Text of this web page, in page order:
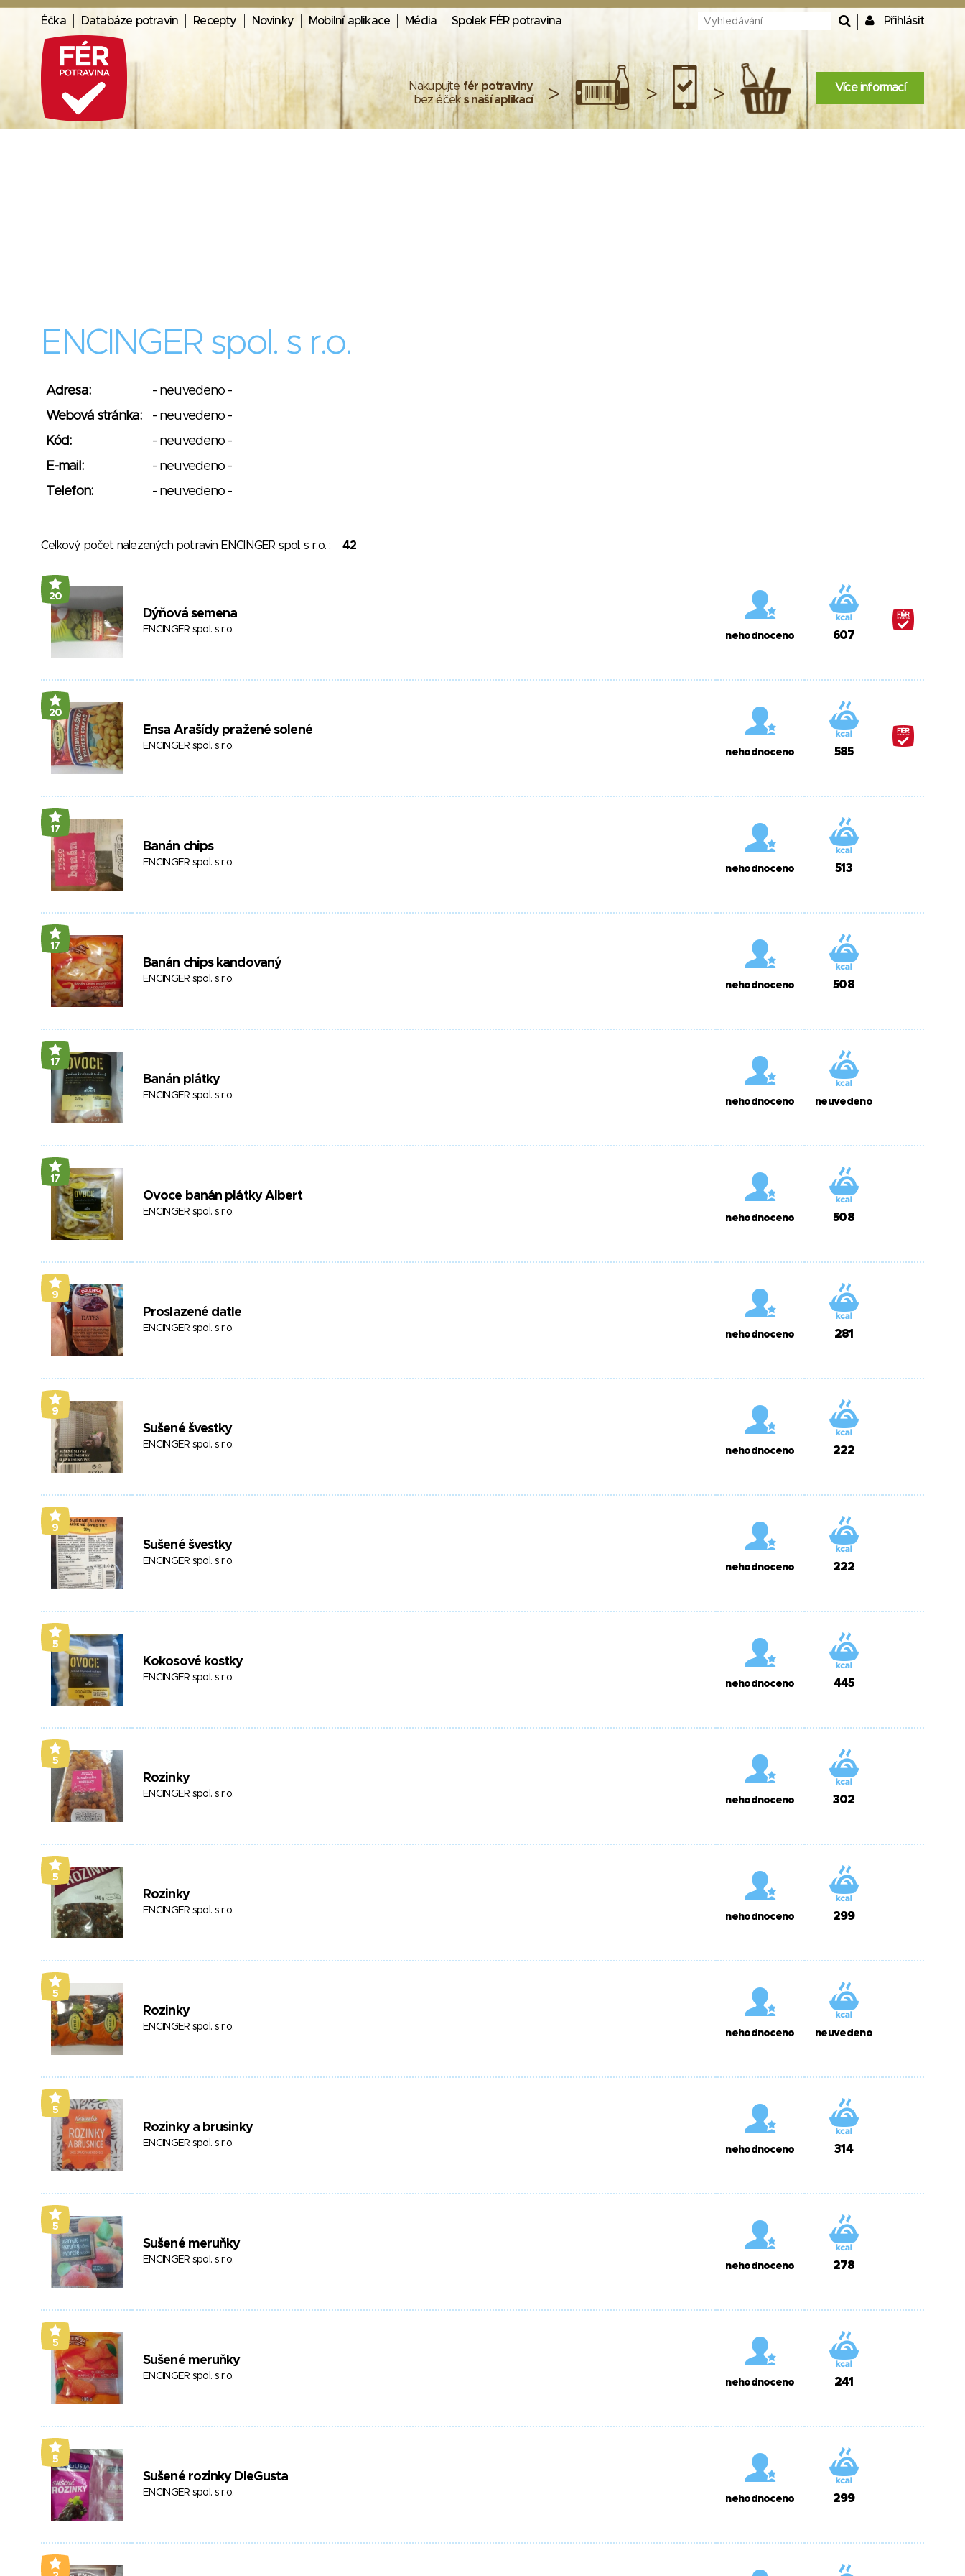
Éčka Databáze potravin Recepty Novinky Mobilní aplikace Média Spolek FÉR potravina Přihlásit
Nakupujte fér potraviny
bez éček s naší aplikací > > > Více informací
ENCINGER spol. s r.o.
Adresa:
- neuvedeno -
Webová stránka:
- neuvedeno -
Kód:
- neuvedeno -
E-mail:
- neuvedeno -
Telefon:
- neuvedeno -
Celkový počet nalezených potravin ENCINGER spol. s r.o. :42
20
Dýňová semena
ENCINGER spol. s r.o.
nehodnoceno 607
20
Ensa Arašídy pražené solené
ENCINGER spol. s r.o.
nehodnoceno 585
17
Banán chips
ENCINGER spol. s r.o.
nehodnoceno 513
17
Banán chips kandovaný
ENCINGER spol. s r.o.
nehodnoceno 508
17
Banán plátky
ENCINGER spol. s r.o.
nehodnoceno neuvedeno
17
Ovoce banán plátky Albert
ENCINGER spol. s r.o.
nehodnoceno 508
9
Proslazené datle
ENCINGER spol. s r.o.
nehodnoceno 281
9
Sušené švestky
ENCINGER spol. s r.o.
nehodnoceno 222
9
Sušené švestky
ENCINGER spol. s r.o.
nehodnoceno 222
5
Kokosové kostky
ENCINGER spol. s r.o.
nehodnoceno 445
5
Rozinky
ENCINGER spol. s r.o.
nehodnoceno 302
5
Rozinky
ENCINGER spol. s r.o.
nehodnoceno 299
5
Rozinky
ENCINGER spol. s r.o.
nehodnoceno neuvedeno
5
Rozinky a brusinky
ENCINGER spol. s r.o.
nehodnoceno 314
5
Sušené meruňky
ENCINGER spol. s r.o.
nehodnoceno 278
5
Sušené meruňky
ENCINGER spol. s r.o.
nehodnoceno 241
5
Sušené rozinky DleGusta
ENCINGER spol. s r.o.
nehodnoceno 299